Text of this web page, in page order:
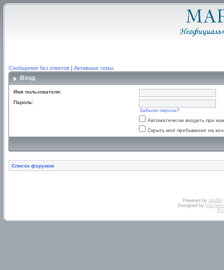
Сообщения без ответов | Активные темы
Вход
Имя пользователя:
Пароль:
Забыли пароль?
Автоматически входить при
Скрыть моё пребывание на
Список форумов
Powered by phpBB
Designed by